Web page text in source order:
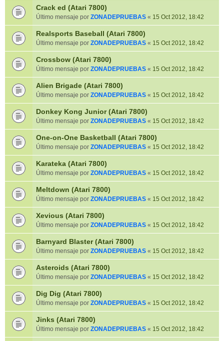
Crack ed (Atari 7800)
Último mensaje por ZONADEPRUEBAS « 15 Oct 2012, 18:42
Realsports Baseball (Atari 7800)
Último mensaje por ZONADEPRUEBAS « 15 Oct 2012, 18:42
Crossbow (Atari 7800)
Último mensaje por ZONADEPRUEBAS « 15 Oct 2012, 18:42
Alien Brigade (Atari 7800)
Último mensaje por ZONADEPRUEBAS « 15 Oct 2012, 18:42
Donkey Kong Junior (Atari 7800)
Último mensaje por ZONADEPRUEBAS « 15 Oct 2012, 18:42
One-on-One Basketball (Atari 7800)
Último mensaje por ZONADEPRUEBAS « 15 Oct 2012, 18:42
Karateka (Atari 7800)
Último mensaje por ZONADEPRUEBAS « 15 Oct 2012, 18:42
Meltdown (Atari 7800)
Último mensaje por ZONADEPRUEBAS « 15 Oct 2012, 18:42
Xevious (Atari 7800)
Último mensaje por ZONADEPRUEBAS « 15 Oct 2012, 18:42
Barnyard Blaster (Atari 7800)
Último mensaje por ZONADEPRUEBAS « 15 Oct 2012, 18:42
Asteroids (Atari 7800)
Último mensaje por ZONADEPRUEBAS « 15 Oct 2012, 18:42
Dig Dig (Atari 7800)
Último mensaje por ZONADEPRUEBAS « 15 Oct 2012, 18:42
Jinks (Atari 7800)
Último mensaje por ZONADEPRUEBAS « 15 Oct 2012, 18:42